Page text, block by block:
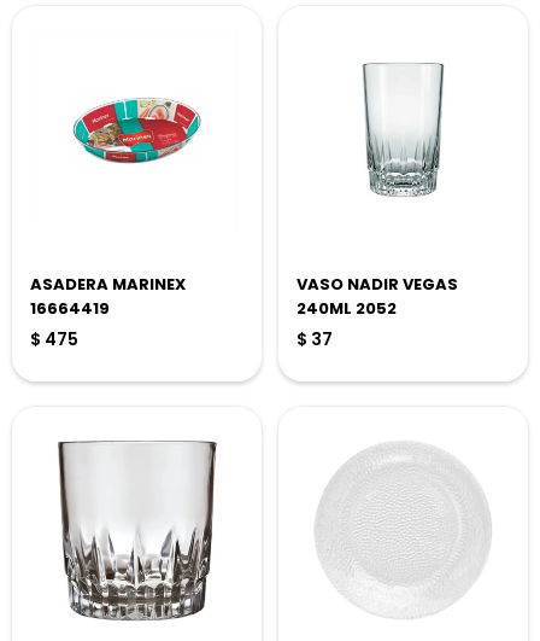
ASADERA MARINEX
16664419
$ 475
VASO NADIR VEGAS
240ML 2052
$ 37